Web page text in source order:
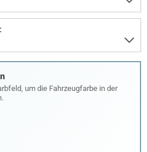
um die Fahrzeugfarbe in der